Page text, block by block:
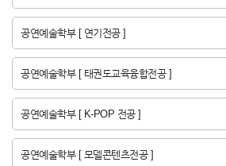
공연예술학부 [ 연기전공 ]
공연예술학부 [ 태권도교육융합전공 ]
공연예술학부 [ K-POP 전공 ]
공연예술학부 [ 모델콘텐츠전공 ]